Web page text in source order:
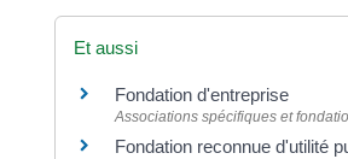
Et aussi
Fondation d'entreprise
Associations spécifiques et
Fondation reconnue d'utilité